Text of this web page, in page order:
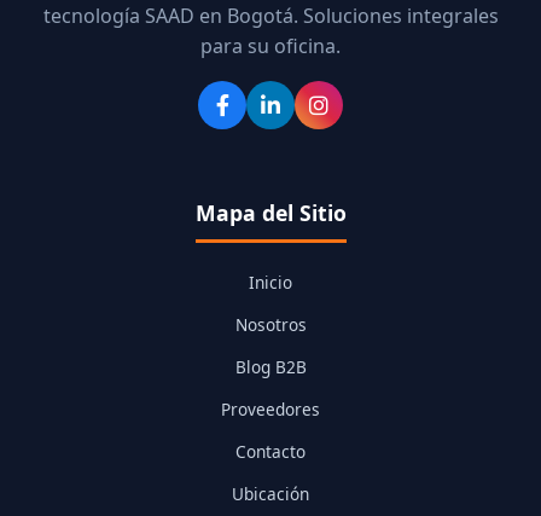
tecnología SAAD en Bogotá. Soluciones integrales
para su oficina.
Mapa del Sitio
Inicio
Nosotros
Blog B2B
Proveedores
Contacto
Ubicación